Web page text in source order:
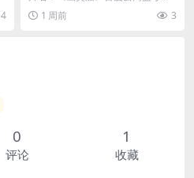
4
下载.阿里云盘.中字.(2002) 分类：
电影 又...
1 周前 3
0
评论
1
收藏